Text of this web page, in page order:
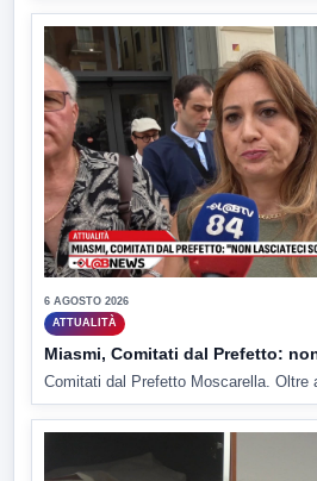
6 AGOSTO 2026
ATTUALITÀ
Miasmi, Comitati dal Prefetto:
Comitati dal Prefetto Moscarella. Oltre